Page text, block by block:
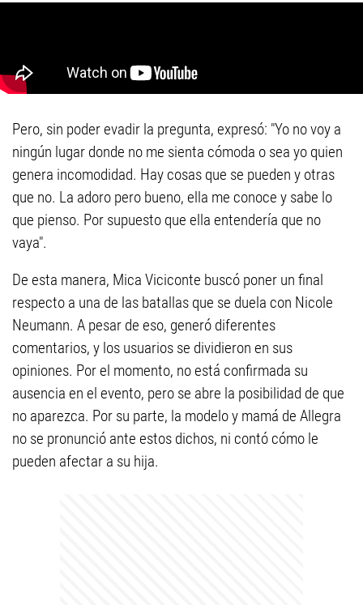
Pero, sin poder evadir la pregunta, expresó: "Yo no voy a
ningún lugar donde no me sienta cómoda o sea yo quien
genera incomodidad. Hay cosas que se pueden y otras
que no. La adoro pero bueno, ella me conoce y sabe lo
que pienso. Por supuesto que ella entendería que no
vaya".
De esta manera, Mica Viciconte buscó poner un final
respecto a una de las batallas que se duela con Nicole
Neumann. A pesar de eso, generó diferentes
comentarios, y los usuarios se dividieron en sus
opiniones. Por el momento, no está confirmada su
ausencia en el evento, pero se abre la posibilidad de que
no aparezca. Por su parte, la modelo y mamá de Allegra
no se pronunció ante estos dichos, ni contó cómo le
pueden afectar a su hija.